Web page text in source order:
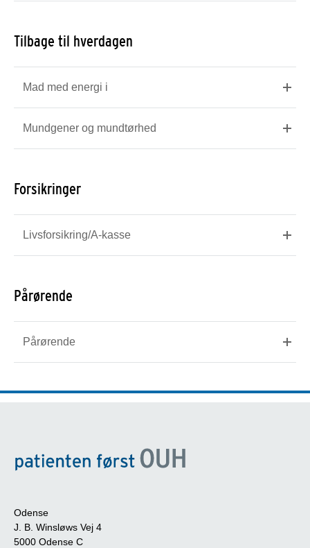
Tilbage til hverdagen
Mad med energi i
Mundgener og mundtørhed
Forsikringer
Livsforsikring/A-kasse
Pårørende
Pårørende
Odense
J. B. Winsløws Vej 4
5000 Odense C